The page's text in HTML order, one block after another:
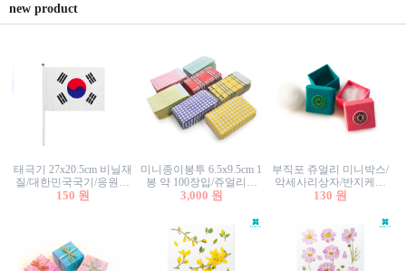
new product
태극기 27x20.5cm 비닐재
질/대한민국국기/응원깃
발/행사깃발
150 원
미니종이봉투 6.5x9.5cm 1
봉 약 100장입/쥬얼리봉
투/증명사진봉투/악세사
3,000 원
부직포 쥬얼리 미니박스/
악세사리상자/반지케이
스/반지상자/귀걸이상자/
130 원